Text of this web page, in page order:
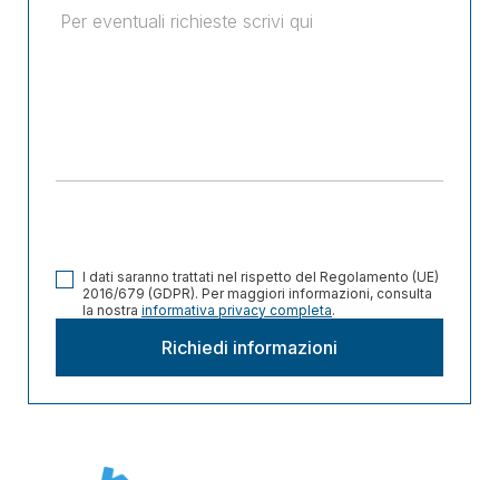
I dati saranno trattati nel rispetto del Regolamento (UE)
2016/679 (GDPR). Per maggiori informazioni, consulta
la nostra informativa privacy completa.